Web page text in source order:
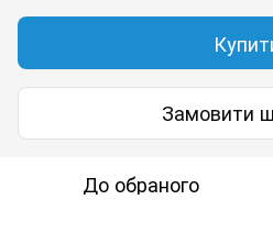
Замовити
До обраного